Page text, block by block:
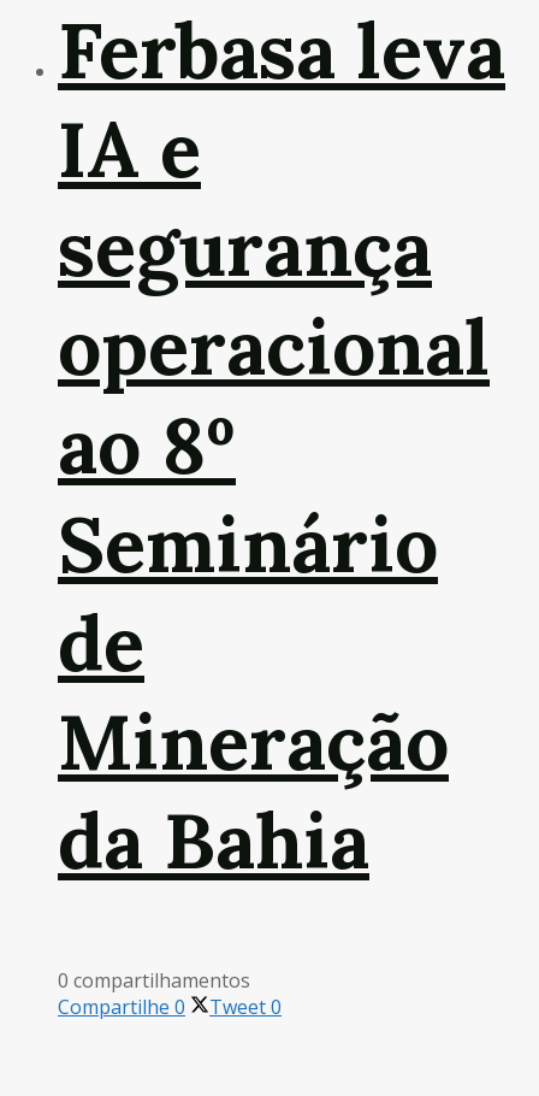
Ferbasa leva
IA e
segurança
operacional
ao 8º
Seminário
de
Mineração
da Bahia
0 compartilhamentos
Compartilhe 0 Tweet0